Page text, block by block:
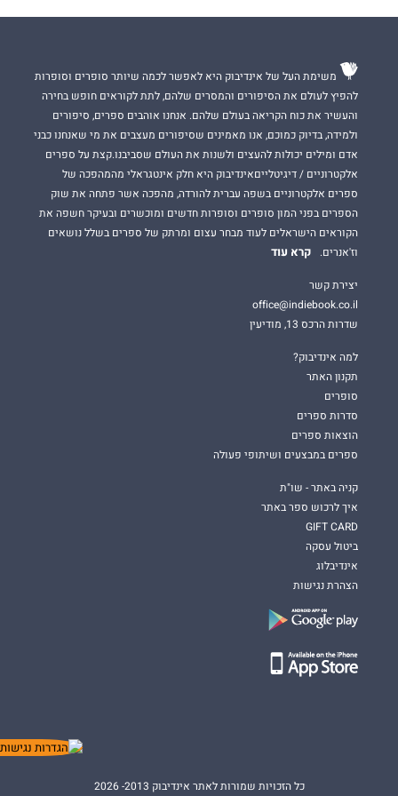
משימת העל של אינדיבוק היא לאפשר לכמה שיותר סופרים וסופרות
להפיץ לעולם את הסיפורים והמסרים שלהם, לתת לקוראים חופש בחירה
והעשיר את כוח הקריאה בעולם שלהם. אנחנו אוהבים ספרים, סיפורים
ולמידה, בדיוק כמוכם, אנו מאמינים שסיפורים מעצבים את מי שאנחנו כבני
אדם ומילים יכולות להעצים ולשנות את העולם שסביבנו.קצת על ספרים
אלקטרוניים / דיגיטלייםאינדיבוק היא חלק אינטגראלי מהמהפכה של
ספרים אלקטרוניים בשפה עברית להורדה, מהפכה אשר פתחה את שוק
הספרים בפני המון סופרים וסופרות חדשים ומוכשרים ובעיקר חשפה את
הקוראים הישראלים לעוד מבחר עצום ומרתק של ספרים בשלל נושאים
וז'אנרים.
קרא עוד
יצירת קשר
office@indiebook.co.il
שדרות הרכס 13, מודיעין
למה אינדיבוק?
תקנון האתר
סופרים
סדרות ספרים
הוצאות ספרים
ספרים במבצעים ושיתופי פעולה
קניה באתר - שו"ת
איך לרכוש ספר באתר
GIFT CARD
ביטול עסקה
אינדיבלוג
הצהרת נגישות
כל הזכויות שמורות לאתר אינדיבוק 2013- 2026